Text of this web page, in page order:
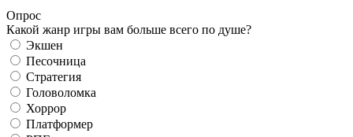
Опрос
Какой жанр игры вам больше всего по душе?
Экшен
Песочница
Стратегия
Головоломка
Хоррор
Платформер